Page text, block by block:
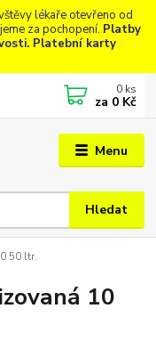
lékaře otevřeno od
za pochopení. Platby
Platební karty
Menu
Hledat
0 ks
za 0 Kč
50 ltr.
10